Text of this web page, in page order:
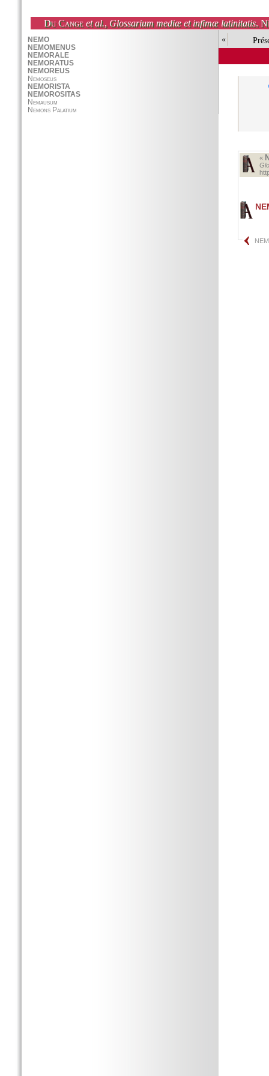
Du Cange et al., Glossarium mediæ et infimæ latinitatis.
«
«